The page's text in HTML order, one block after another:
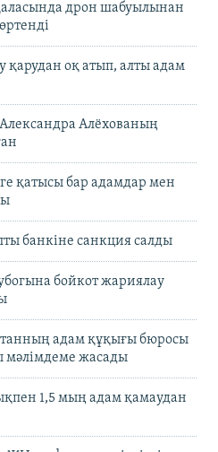
дрон шабуылынан
қарудан оқ атып, алты адам
Алёхованың
қатысы бар адамдар мен
банкіне санкция салды
бойкот жариялау
адам құқығы бюросы
жасады
1,5 мың адам қамаудан